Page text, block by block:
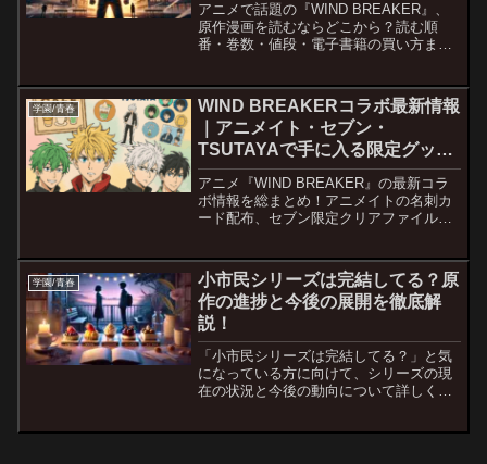
アニメで話題の『WIND BREAKER』、
原作漫画を読むならどこから？読む順
番・巻数・値段・電子書籍の買い方まで
学園/青春
WIND BREAKERコラボ最新情報
｜アニメイト・セブン・
TSUTAYAで手に入る限定グッズ
は？
アニメ『WIND BREAKER』の最新コラ
ボ情報を総まとめ！アニメイトの名刺カ
ード配布、セブン限定クリアファイル、
のグッズ＆イベント情報を網羅！
学園/青春
小市民シリーズは完結してる？原
作の進捗と今後の展開を徹底解
説！
「小市民シリーズは完結してる？」と気
になっている方に向けて、シリーズの現
在の状況と今後の動向について詳しく解